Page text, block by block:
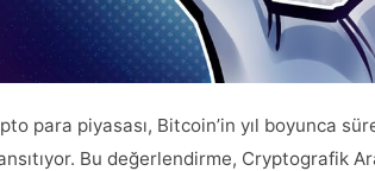
para piyasası, Bitcoin’in yıl boyunca
Bu değerlendirme, Cryptografik